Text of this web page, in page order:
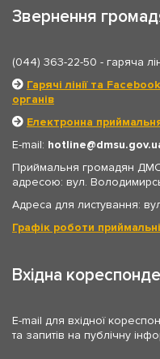
Звернення
(044) 363-22-50 - гаряча
Гарячі лінії та
органів
Електронна
E-mail: hotline
Приймальня громадян
адресою: вул.
Адреса для листування:
Графік роботи
Вхідна
E-mail для вхідної
та запитів на публічну